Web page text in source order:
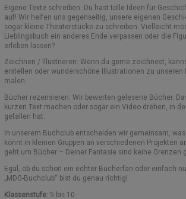
OBERSTUFE MSS
SCHULGESCHICHTE
EUROPASCHULE RLP
BOTSCHAFTERSCHULE FÜR DAS EUROPÄISCHE
BERUFSORIENTIERUNG (BO)
AUSBILDUNGSSCHULE
SCHULSOZIALARBEIT
VEREIN DER FREUNDE
E-CHOR DES MDG
KOOPERATIONSPARTNER
KOOPERATION ELTERN/SCHULE
ANMELDUNGEN – INFORMATIONEN
SCHÜLERAUSWEIS
SCHULKOLLEKTION
KONTAKT
MOODLE UND BIGBLUEBUTTON – HINWEISE
Eigene Texte schreiben: Du hast tolle Ideen für
auf! Wir helfen uns gegenseitig, unsere eigenen
sogar kleine Theaterstücke zu schreiben. Vielleicht
Lieblingsbuch ein anderes Ende verpassen oder die
erleben lassen?
Zeichnen / Illustrieren: Wenn du gerne zeichnest,
erstellen oder wunderschöne Illustrationen zu unseren
malen.
Bücher rezensieren: Wir bewerten gelesene Bücher.
kurzen Text machen oder sogar ein Video drehen, in
gefallen hat.
In unserem Buchclub entscheiden wir gemeinsam,
könnt in kleinen Gruppen an verschiedenen Projekten
geht um Bücher – Deiner Fantasie sind keine Grenzen
Egal, ob du schon ein echter Bücherfan oder einfach
„MDG-Buchclub“ bist du genau richtig!
Klassenstufe: 5 bis 10